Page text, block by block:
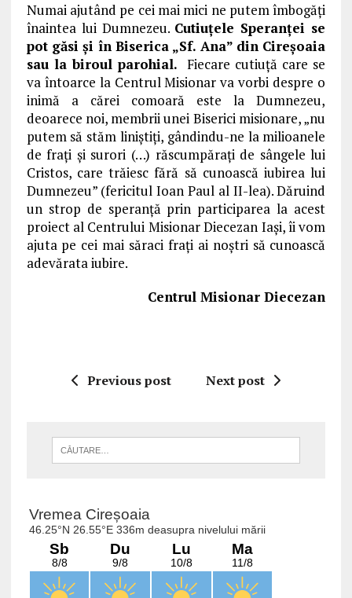
Numai ajutând pe cei mai mici ne putem îmbogăţi
înaintea lui Dumnezeu. Cutiuțele Speranței se
pot găsi și în Biserica „Sf. Ana” din Cireșoaia
sau la biroul parohial. Fiecare cutiuţă care se
va întoarce la Centrul Misionar va vorbi despre o
inimă a cărei comoară este la Dumnezeu,
deoarece noi, membrii unei Biserici misionare, „nu
putem să stăm liniştiţi, gândindu-ne la milioanele
de fraţi şi surori (…) răscumpăraţi de sângele lui
Cristos, care trăiesc fără să cunoască iubirea lui
Dumnezeu” (fericitul Ioan Paul al II-lea). Dăruind
un strop de speranţă prin participarea la acest
proiect al Centrului Misionar Diecezan Iaşi, îi vom
ajuta pe cei mai săraci fraţi ai noştri să cunoască
adevărata iubire.
Centrul Misionar Diecezan
Previous post Next post